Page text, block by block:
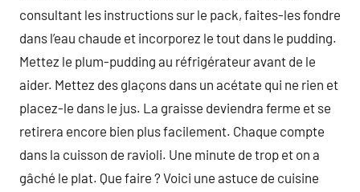
consultant les instructions sur le pack, faites-les fondre
dans l’eau chaude et incorporez le tout dans le pudding.
Mettez le plum-pudding au réfrigérateur avant de le
aider. Mettez des glaçons dans un acétate qui ne rien et
placez-le dans le jus. La graisse deviendra ferme et se
retirera encore bien plus facilement. Chaque compte
dans la cuisson de ravioli. Une minute de trop et on a
gâché le plat. Que faire ? Voici une astuce de cuisine